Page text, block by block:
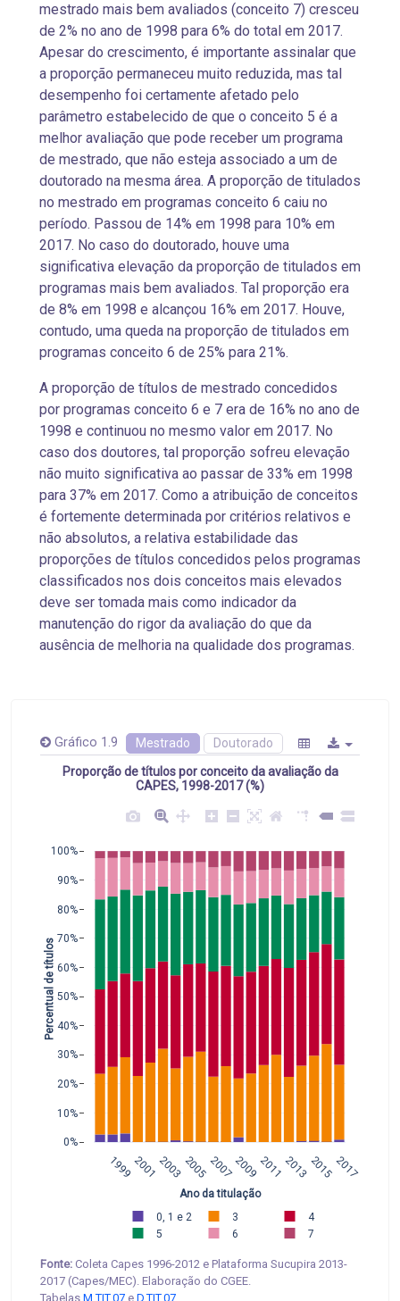
mestrado mais bem avaliados (conceito 7) cresceu
de 2% no ano de 1998 para 6% do total em 2017.
Apesar do crescimento, é importante assinalar que
a proporção permaneceu muito reduzida, mas tal
desempenho foi certamente afetado pelo
parâmetro estabelecido de que o conceito 5 é a
melhor avaliação que pode receber um programa
de mestrado, que não esteja associado a um de
doutorado na mesma área. A proporção de titulados
no mestrado em programas conceito 6 caiu no
período. Passou de 14% em 1998 para 10% em
2017. No caso do doutorado, houve uma
significativa elevação da proporção de titulados em
programas mais bem avaliados. Tal proporção era
de 8% em 1998 e alcançou 16% em 2017. Houve,
contudo, uma queda na proporção de titulados em
programas conceito 6 de 25% para 21%.
A proporção de títulos de mestrado concedidos
por programas conceito 6 e 7 era de 16% no ano de
1998 e continuou no mesmo valor em 2017. No
caso dos doutores, tal proporção sofreu elevação
não muito significativa ao passar de 33% em 1998
para 37% em 2017. Como a atribuição de conceitos
é fortemente determinada por critérios relativos e
não absolutos, a relativa estabilidade das
proporções de títulos concedidos pelos programas
classificados nos dois conceitos mais elevados
deve ser tomada mais como indicador da
manutenção do rigor da avaliação do que da
ausência de melhoria na qualidade dos programas.
Gráfico 1.9 Mestrado Doutorado
Proporção de títulos por conceito da avaliação da
CAPES, 1998-2017 (%)
1999200120032005200720092011201320152017
0%
10%
20%
30%
40%
50%
60%
70%
80%
90%
100%
0, 1 e 2 3
4
5
6 7
Ano da titulação
Percentual de títulos
Fonte: Coleta Capes 1996-2012 e Plataforma Sucupira 2013-
2017 (Capes/MEC). Elaboração do CGEE.
Tabelas M.TIT.07 e D.TIT.07